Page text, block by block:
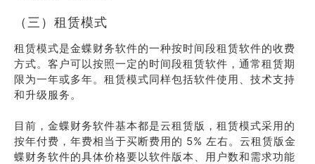
（三）租赁模式
租赁模式是金蝶财务软件的一种按时间段租赁软件的收费
方式。客户可以按照一定的时间段租赁软件，通常租赁期
限为一年或多年。租赁模式同样包括软件使用、技术支持
和升级服务。
目前，金蝶财务软件基本都是云租赁版，租赁模式采用的
按年付费，年费相当于买断费用的 5% 左右。云租赁版金
蝶财务软件的具体价格要以软件版本、用户数和需求功能